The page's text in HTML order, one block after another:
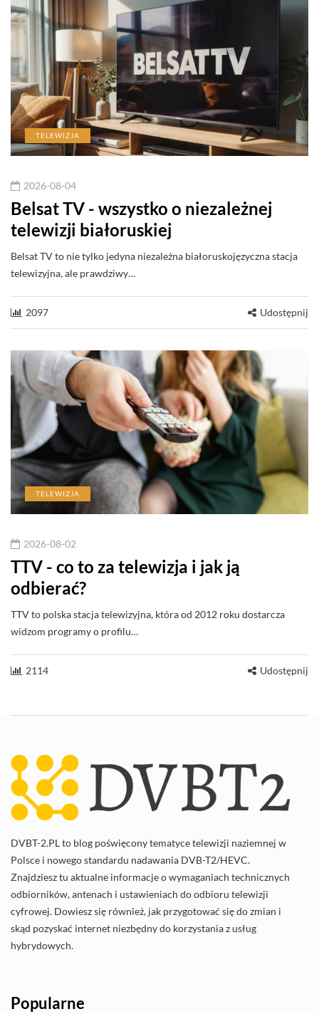
TELEWIZJA
2026-08-04
Belsat TV - wszystko o niezależnej
telewizji białoruskiej
Belsat TV to nie tylko jedyna niezależna białoruskojęzyczna stacja
telewizyjna, ale prawdziwy…
2097 Udostępnij
TELEWIZJA
2026-08-02
TTV - co to za telewizja i jak ją
odbierać?
TTV to polska stacja telewizyjna, która od 2012 roku dostarcza
widzom programy o profilu…
2114 Udostępnij
DVBT-2.PL to blog poświęcony tematyce telewizji naziemnej w
Polsce i nowego standardu nadawania DVB-T2/HEVC.
Znajdziesz tu aktualne informacje o wymaganiach technicznych
odbiorników, antenach i ustawieniach do odbioru telewizji
cyfrowej. Dowiesz się również, jak przygotować się do zmian i
skąd pozyskać internet niezbędny do korzystania z usług
hybrydowych.
Popularne